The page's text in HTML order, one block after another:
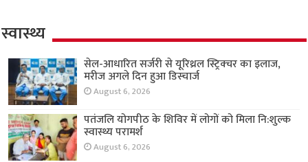
स्वास्थ्य
सेल-आधारित सर्जरी से यूरिथ्रल स्ट्रिक्चर का इलाज,
मरीज अगले दिन हुआ डिस्चार्ज
August 6, 2026
पतंजलि योगपीठ के शिविर में लोगों को मिला नि:शुल्क
स्वास्थ्य परामर्श
August 6, 2026